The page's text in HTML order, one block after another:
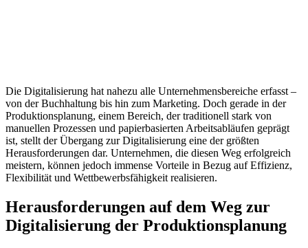
Die Digitalisierung hat nahezu alle Unternehmensbereiche erfasst –
von der Buchhaltung bis hin zum Marketing. Doch gerade in der
Produktionsplanung, einem Bereich, der traditionell stark von
manuellen Prozessen und papierbasierten Arbeitsabläufen geprägt
ist, stellt der Übergang zur Digitalisierung eine der größten
Herausforderungen dar. Unternehmen, die diesen Weg erfolgreich
meistern, können jedoch immense Vorteile in Bezug auf Effizienz,
Flexibilität und Wettbewerbsfähigkeit realisieren.
Herausforderungen auf dem Weg zur
Digitalisierung der Produktionsplanung